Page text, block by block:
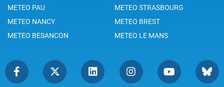
METEO PAU
METEO STRASBOURG
METEO NANCY
METEO BREST
METEO BESANCON
METEO LE MANS